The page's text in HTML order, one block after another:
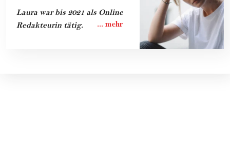
Laura war bis 2021 als Online
Redakteurin tätig.